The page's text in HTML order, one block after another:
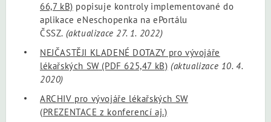
66,7 kB) popisuje kontroly implementované do
aplikace eNeschopenka na ePortálu
ČSSZ. (aktualizace 27. 1. 2022)
NEJČASTĚJI KLADENÉ DOTAZY pro vývojáře
lékařských SW(PDF 625,47 kB) (aktualizace 10. 4.
2020)
ARCHIV pro vývojáře lékařských SW
(PREZENTACE z konferencí aj.)